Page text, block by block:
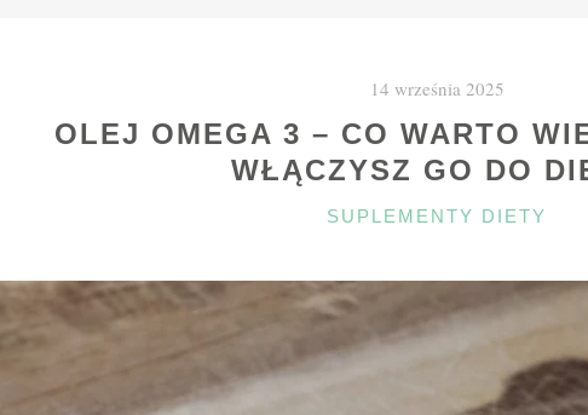
W
KAŻDYM
DANIU"
14 września 2025
OLEJ OMEGA 3 – CO WARTO
WŁĄCZYSZ GO DO
KATEGORIE
SUPLEMENTY DIETY